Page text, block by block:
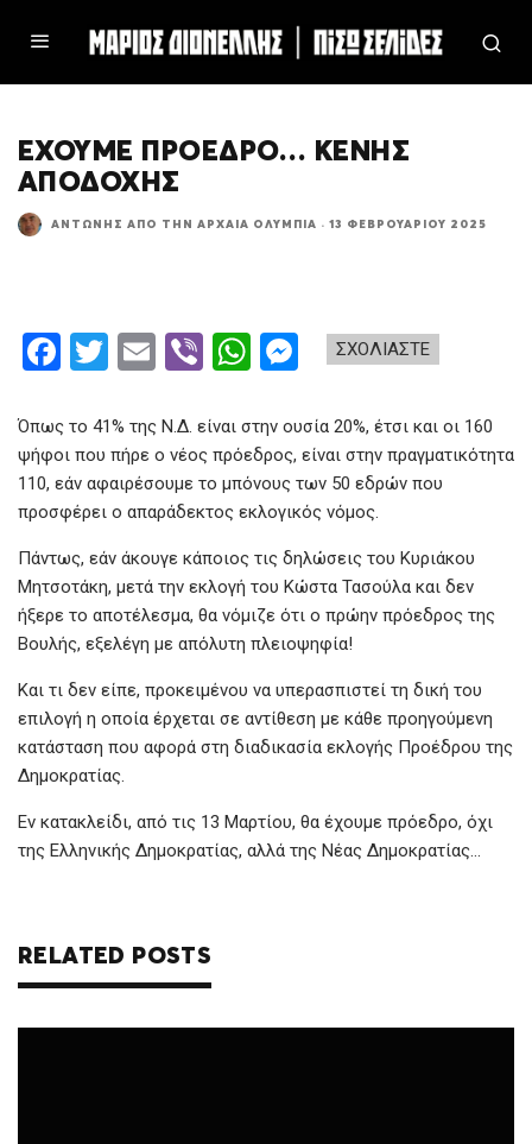
ΈΧΟΥΜΕ ΠΡΌΕΔΡΟ… ΚΕΝΉΣ
ΑΠΟΔΟΧΉΣ
ΑΝΤΏΝΗΣ ΑΠΌ ΤΗΝ ΑΡΧΑΊΑ ΟΛΥΜΠΊΑ · 13 ΦΕΒΡΟΥΑΡΊΟΥ 2025
ΣΧΟΛΙΑΣΤΕ
F
ce
b
o
k
T
tt
er
E
ail
Vi
er
W
at
s
A
p
se
n
g
er
Όπως το 41% της Ν.Δ. είναι στην ουσία 20%, έτσι και οι 160
ψήφοι που πήρε ο νέος πρόεδρος, είναι στην πραγματικότητα
110, εάν αφαιρέσουμε το μπόνους των 50 εδρών που
προσφέρει ο απαράδεκτος εκλογικός νόμος.
Πάντως, εάν άκουγε κάποιος τις δηλώσεις του Κυριάκου
Μητσοτάκη, μετά την εκλογή του Κώστα Τασούλα και δεν
ήξερε το αποτέλεσμα, θα νόμιζε ότι ο πρώην πρόεδρος της
Βουλής, εξελέγη με απόλυτη πλειοψηφία!
Και τι δεν είπε, προκειμένου να υπερασπιστεί τη δική του
επιλογή η οποία έρχεται σε αντίθεση με κάθε προηγούμενη
κατάσταση που αφορά στη διαδικασία εκλογής Προέδρου της
Δημοκρατίας.
Εν κατακλείδι, από τις 13 Μαρτίου, θα έχουμε πρόεδρο, όχι
της Ελληνικής Δημοκρατίας, αλλά της Νέας Δημοκρατίας…
RELATED POSTS